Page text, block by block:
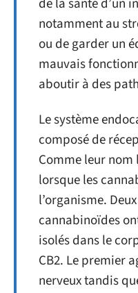
notamment au
ou de garder un
mauvais
aboutir à des
Le système
composé de
Comme leur
lorsque les
l’organisme.
cannabinoïdes
isolés dans le
CB2. Le premier
nerveux tandis